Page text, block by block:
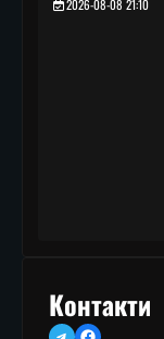
2026-08-08 21:10
Контакти